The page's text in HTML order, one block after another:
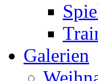
Galerien